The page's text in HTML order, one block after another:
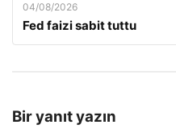
04/08/2026
Fed faizi sabit tuttu
Bir yanıt yazın